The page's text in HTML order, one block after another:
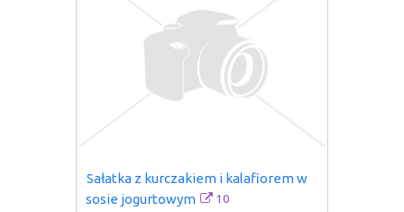
Sałatka z kurczakiem i kalafiorem w
sosie jogurtowym
10